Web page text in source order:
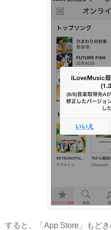
すると、「App Store」もど